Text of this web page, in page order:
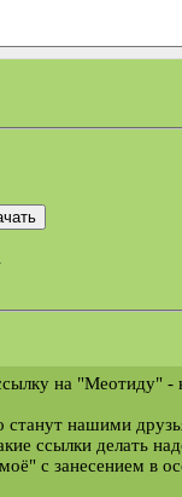
на "Меотиду" -
станут нашими
ссылки делать
с занесением в